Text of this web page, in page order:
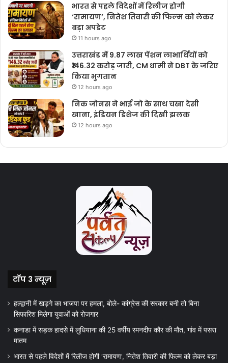
भारत से पहले विदेशों में रिलीज होगी
‘रामायण’, नितेश तिवारी की फिल्म को लेकर
बड़ा अपडेट
11 hours ago
उत्तराखंड में 9.87 लाख पेंशन लाभार्थियों को
₹146.32 करोड़ जारी, CM धामी ने DBT के जरिए
किया भुगतान
12 hours ago
निक जोनस ने भाई जो के साथ चखा देसी
खाना, इंडियन डिशेज की दिखी झलक
12 hours ago
टॉप 3 न्यूज़
हल्द्वानी में खड़गे का भाजपा पर हमला, बोले- कांग्रेस की सरकार बनी तो बिना
सिफारिश मिलेगा युवाओं को रोजगार
कनाडा में सड़क हादसे में लुधियाना की 25 वर्षीय रमनदीप कौर की मौत, गांव में पसरा
मातम
भारत से पहले विदेशों में रिलीज होगी ‘रामायण’, नितेश तिवारी की फिल्म को लेकर बड़ा